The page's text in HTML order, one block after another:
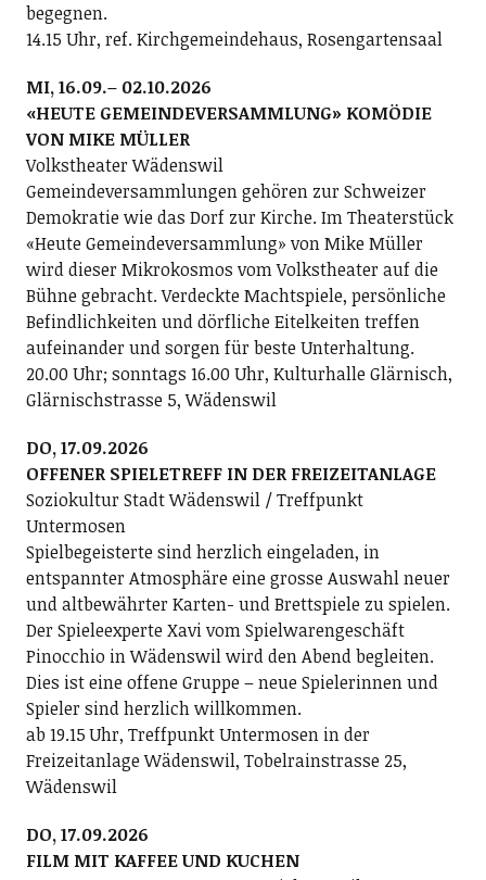
begegnen.
14.15 Uhr, ref. Kirchgemeindehaus, Rosengartensaal
MI, 16.09.– 02.10.2026
«HEUTE GEMEINDEVERSAMMLUNG» KOMÖDIE
VON MIKE MÜLLER
Volkstheater Wädenswil
Gemeindeversammlungen gehören zur Schweizer
Demokratie wie das Dorf zur Kirche. Im Theaterstück
«Heute Gemeindeversammlung» von Mike Müller
wird dieser Mikrokosmos vom Volkstheater auf die
Bühne gebracht. Verdeckte Machtspiele, persönliche
Befindlichkeiten und dörfliche Eitelkeiten treffen
aufeinander und sorgen für beste Unterhaltung.
20.00 Uhr; sonntags 16.00 Uhr, Kulturhalle Glärnisch,
Glärnischstrasse 5, Wädenswil
DO, 17.09.2026
OFFENER SPIELETREFF IN DER FREIZEITANLAGE
Soziokultur Stadt Wädenswil / Treffpunkt
Untermosen
Spielbegeisterte sind herzlich eingeladen, in
entspannter Atmosphäre eine grosse Auswahl neuer
und altbewährter Karten- und Brettspiele zu spielen.
Der Spieleexperte Xavi vom Spielwarengeschäft
Pinocchio in Wädenswil wird den Abend begleiten.
Dies ist eine offene Gruppe – neue Spielerinnen und
Spieler sind herzlich willkommen.
ab 19.15 Uhr, Treffpunkt Untermosen in der
Freizeitanlage Wädenswil, Tobelrainstrasse 25,
Wädenswil
DO, 17.09.2026
FILM MIT KAFFEE UND KUCHEN